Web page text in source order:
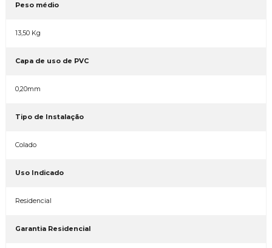
Peso médio
13,50 Kg
Capa de uso de PVC
0,20mm
Tipo de Instalação
Colado
Uso Indicado
Residencial
Garantia Residencial